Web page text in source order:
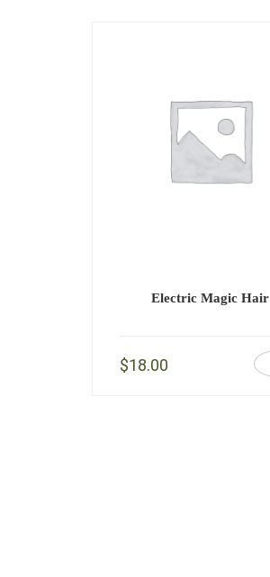
Electric Magic Hair
$18.00